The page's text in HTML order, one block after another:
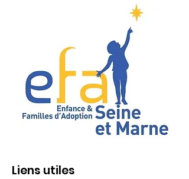
Liens utiles